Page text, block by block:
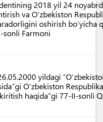
2018 yil 24
va O‘zbekiston
oshirish bo‘yicha
sonli Farmoni
yildagi
O‘zbekiston
haqida”gi 77-II-sonli